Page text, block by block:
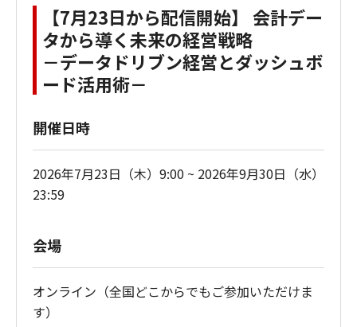
【7月23日から配信開始】 会計デー
タから導く未来の経営戦略
－データドリブン経営とダッシュボ
ード活用術－
開催日時
2026年7月23日（木）9:00 ~ 2026年9月30日（水）
23:59
会場
オンライン（全国どこからでもご参加いただけま
す）